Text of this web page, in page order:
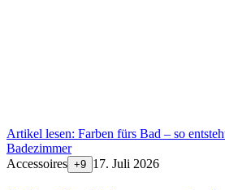
Artikel lesen: Farben fürs Bad – so
Badezimmer
Accessoires +9 17. Juli 2026